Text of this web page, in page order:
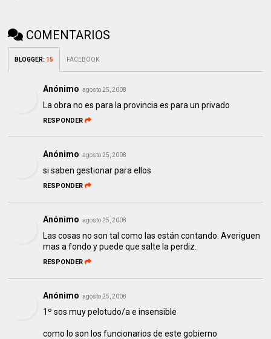
COMENTARIOS
BLOGGER: 15 FACEBOOK
Anónimo agosto 25, 2008
La obra no es para la provincia es para un privado
RESPONDER
Anónimo agosto 25, 2008
si saben gestionar para ellos
RESPONDER
Anónimo agosto 25, 2008
Las cosas no son tal como las están contando. Averiguen
mas a fondo y puede que salte la perdiz.
RESPONDER
Anónimo agosto 25, 2008
1º sos muy pelotudo/a e insensible
como lo son los funcionarios de este gobierno